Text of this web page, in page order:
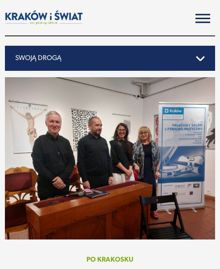
SWOJĄ DROGĄ
REPORTAŻ
NOTY ZE ŚWIATA
PO KRAKOSKU
MIASTO
SUBIEKTYWNIE
SPOTKANIE
PO KRAKOSKU